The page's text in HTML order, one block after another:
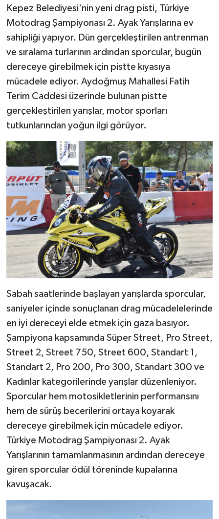
Kepez Belediyesi'nin yeni drag pisti, Türkiye
Motodrag Şampiyonası 2. Ayak Yarışlarına ev
sahipliği yapıyor. Dün gerçekleştirilen antrenman
ve sıralama turlarının ardından sporcular, bugün
dereceye girebilmek için pistte kıyasıya
mücadele ediyor. Aydoğmuş Mahallesi Fatih
Terim Caddesi üzerinde bulunan pistte
gerçekleştirilen yarışlar, motor sporları
tutkunlarından yoğun ilgi görüyor.
Sabah saatlerinde başlayan yarışlarda sporcular,
saniyeler içinde sonuçlanan drag mücadelelerinde
en iyi dereceyi elde etmek için gaza basıyor.
Şampiyona kapsamında Süper Street, Pro Street,
Street 2, Street 750, Street 600, Standart 1,
Standart 2, Pro 200, Pro 300, Standart 300 ve
Kadınlar kategorilerinde yarışlar düzenleniyor.
Sporcular hem motosikletlerinin performansını
hem de sürüş becerilerini ortaya koyarak
dereceye girebilmek için mücadele ediyor.
Türkiye Motodrag Şampiyonası 2. Ayak
Yarışlarının tamamlanmasının ardından dereceye
giren sporcular ödül töreninde kupalarına
kavuşacak.
YAZARLAR
RESMİ İLAN
MAGAZİN